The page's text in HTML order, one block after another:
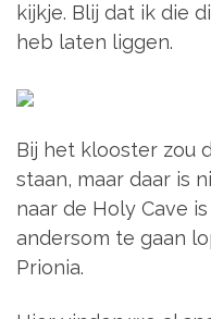
kijkje. Blij dat ik die
heb laten liggen.
Bij het klooster zou
staan, maar daar is
naar de Holy Cave
andersom te gaan
Prionia.